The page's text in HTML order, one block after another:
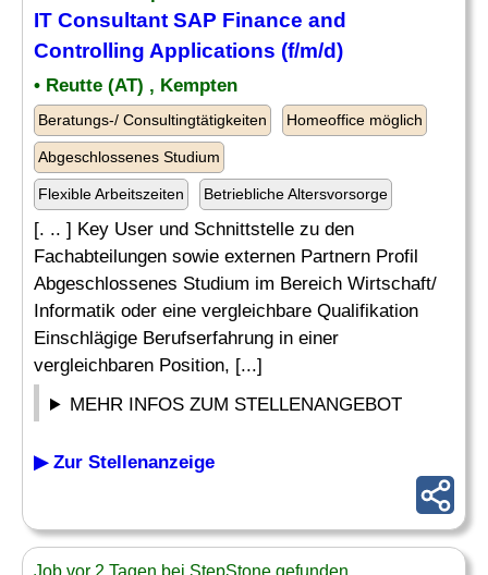
IT Consultant SAP Finance and
Controlling Applications (f/m/d)
• Reutte (AT) , Kempten
Beratungs-/ Consultingtätigkeiten Homeoffice möglich
Abgeschlossenes Studium
Flexible Arbeitszeiten Betriebliche Altersvorsorge
[. .. ] Key User und Schnittstelle zu den
Fachabteilungen sowie externen Partnern Profil
Abgeschlossenes Studium im Bereich Wirtschaft/
Informatik oder eine vergleichbare Qualifikation
Einschlägige Berufserfahrung in einer
vergleichbaren Position, [...]
MEHR INFOS ZUM STELLENANGEBOT
▶ Zur Stellenanzeige
Job vor 2 Tagen bei StepStone gefunden